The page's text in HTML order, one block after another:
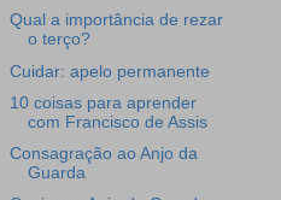
Qual a importância de rezar
o terço?
Cuidar: apelo permanente
10 coisas para aprender
com Francisco de Assis
Consagração ao Anjo da
Guarda